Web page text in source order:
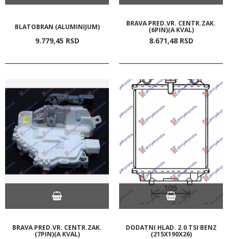
BLATOBRAN (ALUMINIJUM)
9.779,45 RSD
BRAVA PRED.VR. CENTR.ZAK.
(6PIN)(A KVAL)
8.671,48 RSD
BRAVA PRED.VR. CENTR.ZAK.
(7PIN)(A KVAL)
DODATNI HLAD. 2.0 TSI BENZ
(215X190X26)